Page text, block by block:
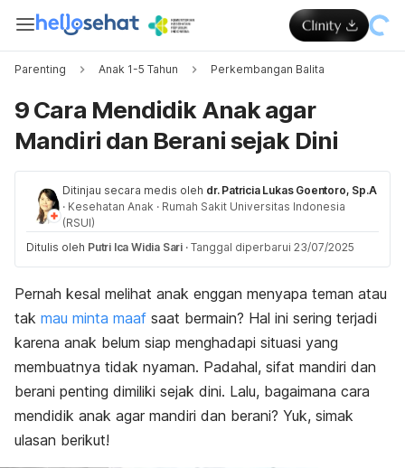
Parenting Anak 1-5 Tahun Perkembangan Balita
9 Cara Mendidik Anak agar
Mandiri dan Berani sejak Dini
Ditinjau secara medis oleh dr. Patricia Lukas Goentoro, Sp.A
· Kesehatan Anak · Rumah Sakit Universitas Indonesia
(RSUI)
Ditulis oleh Putri Ica Widia Sari · Tanggal diperbarui 23/07/2025
Pernah kesal melihat anak enggan menyapa teman atau
tak mau minta maaf saat bermain? Hal ini sering terjadi
karena anak belum siap menghadapi situasi yang
membuatnya tidak nyaman. Padahal, sifat mandiri dan
berani penting dimiliki sejak dini. Lalu, bagaimana cara
mendidik anak agar mandiri dan berani? Yuk, simak
ulasan berikut!